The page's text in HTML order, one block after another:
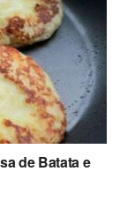
de Batata e